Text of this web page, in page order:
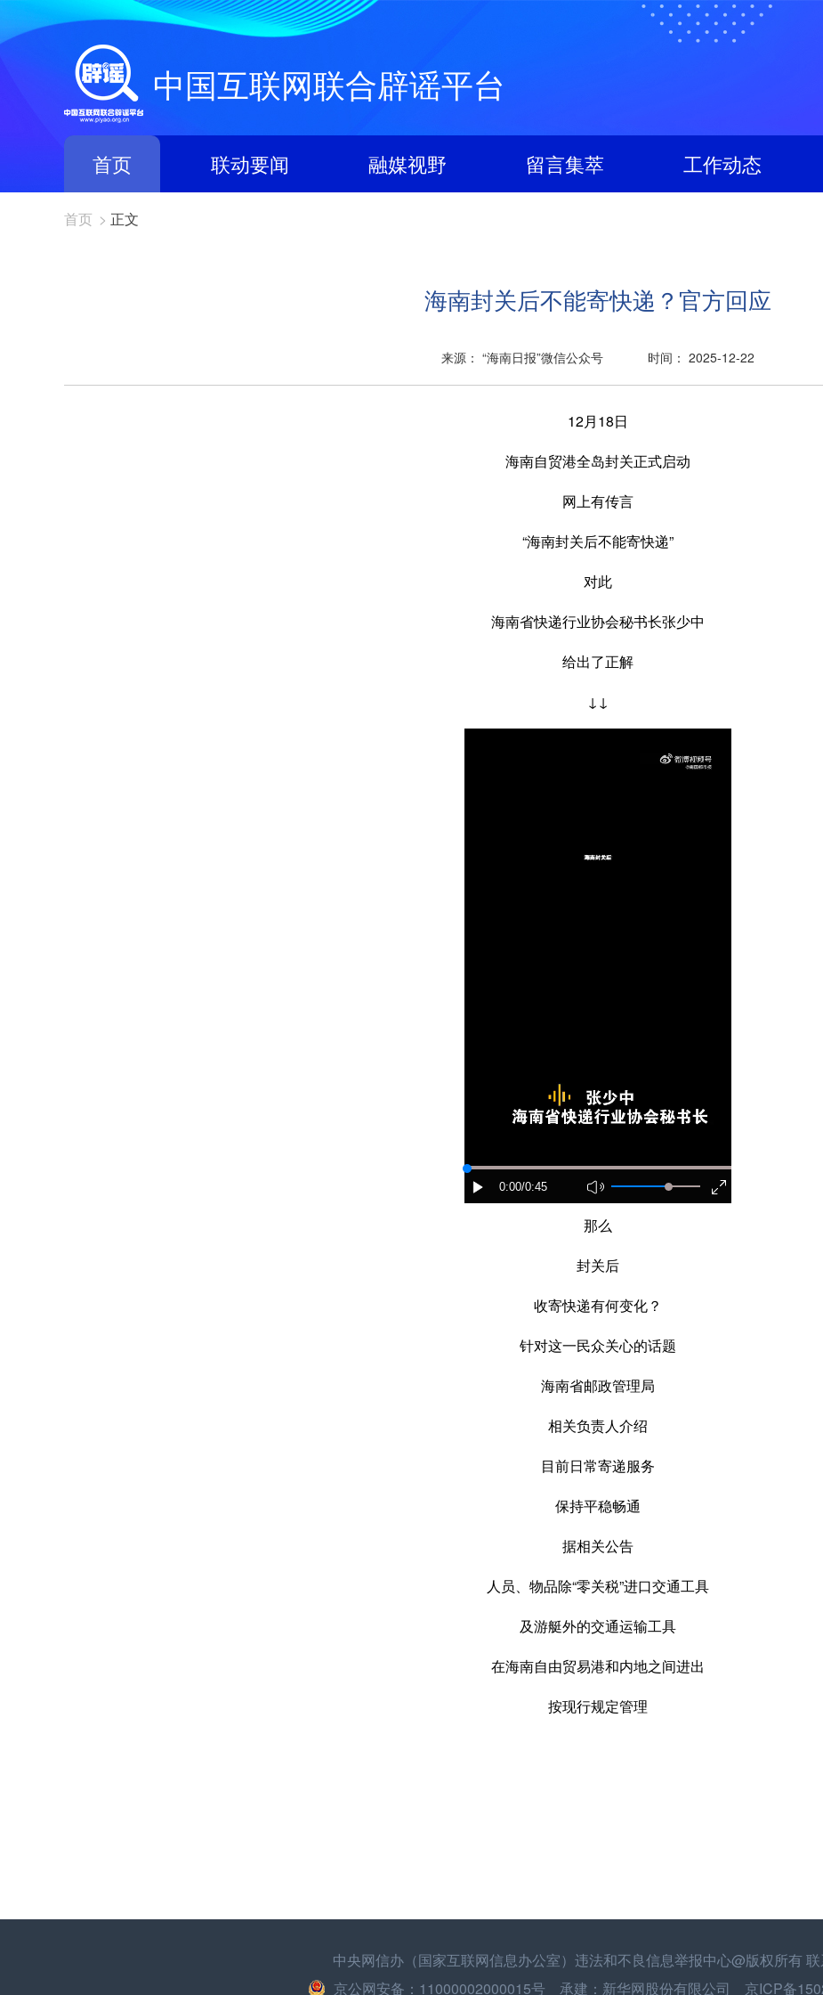
中国互联网联合辟谣平台
首页 联动要闻 融媒视野 留言集萃 工作动态
首页 > 正文
海南封关后不能寄快递？官方回应
来源： “海南日报”微信公众号 时间： 2025-12-22
12月18日
海南自贸港全岛封关正式启动
网上有传言
“海南封关后不能寄快递”
对此
海南省快递行业协会秘书长张少中
给出了正解
↓↓
0:00/0:45
那么
封关后
收寄快递有何变化？
针对这一民众关心的话题
海南省邮政管理局
相关负责人介绍
目前日常寄递服务
保持平稳畅通
据相关公告
人员、 物品除“零关税”进口交通工具
及游艇外的交通运输工具
在海南自由贸易港和内地之间进出
按现行规定管理
中央网信办（国家互联网信息办公室）违法和不良信息举报中心@版权所有
京公网安备：11000002000015号 承建：新华网股份有限公司 京ICP备